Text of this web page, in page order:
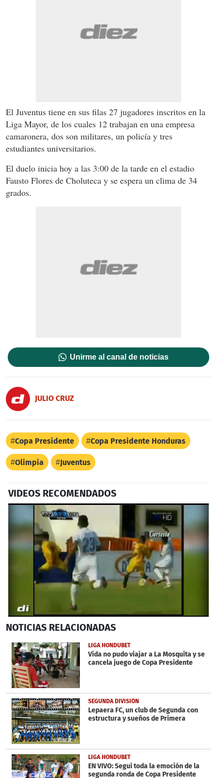
El Juventus tiene en sus filas 27 jugadores inscritos en la
Liga Mayor, de los cuales 12 trabajan en una empresa
camaronera, dos son militares, un policía y tres
estudiantes universitarios.
El duelo inicia hoy a las 3:00 de la tarde en el estadio
Fausto Flores de Choluteca y se espera un clima de 34
grados.
Unirme al canal de noticias
JULIO CRUZ
Copa Presidente Copa Presidente Honduras
Olimpia Juventus
VIDEOS RECOMENDADOS
seconds
23
seconds
NOTICIAS RELACIONADAS
LIGA HONDUBET
Vida no pudo viajar a La Mosquita y se
cancela juego de Copa Presidente
SEGUNDA DIVISIÓN
Lepaera FC, un club de Segunda con
estructura y sueños de Primera
LIGA HONDUBET
EN VIVO: Seguí toda la emoción de la
segunda ronda de Copa Presidente